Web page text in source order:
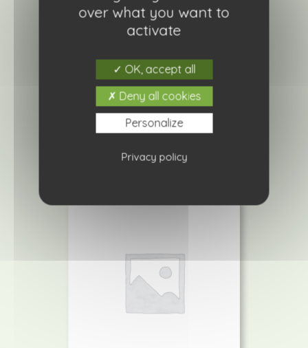
Cotinus coggygria « Royal Purple »
Ajouter à ma liste de courses
over what you want to
activate
OK, accept all
Deny all cookies
Personalize
Privacy policy